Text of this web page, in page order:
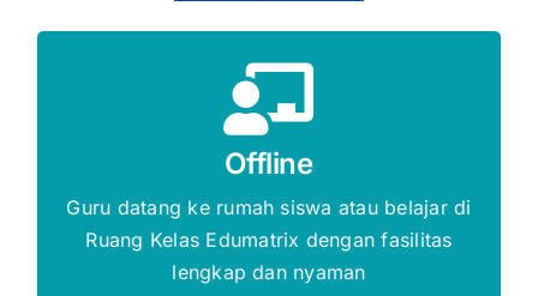
Offline
Guru datang ke rumah siswa atau belajar di
Ruang Kelas Edumatrix dengan fasilitas
lengkap dan nyaman
Gratis Biaya Pendaftaran
DAFTAR SEKARANG